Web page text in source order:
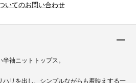
いてのお問い合わせ
袖ニットトップス。
ハリを出し、シンプルながらも着映えする一